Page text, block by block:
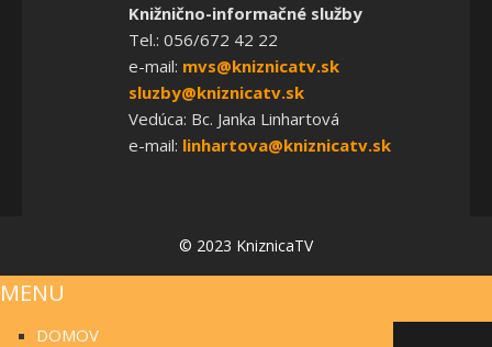
Knižnično-informačné služby
Tel.: 056/672 42 22
e-mail: mvs@kniznicatv.sk
sluzby@kniznicatv.sk
Vedúca: Bc. Janka Linhartová
e-mail: linhartova@kniznicatv.sk
© 2023 KniznicaTV
MENU
DOMOV